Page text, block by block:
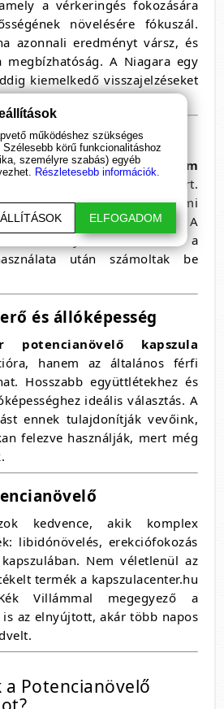
a vérkeringés fokozására
növelésére fókuszál.
azonnali eredményt vársz, és
megbízhatóság. A Niagara egy
kiemelkedő visszajelzéseket
véletlen: aKék Villám
robbanásszerűségéről ismert.
azoknak, akik alkalmi
de nem akarnak csalódni. A
eredményekről ennek a
után számoltak be
és állóképesség
potencianövelő kapszula
hanem az általános férfi
Hosszabb együttlétekhez és
ideális választás. A
ennek tulajdonítják vevőink,
felezve használják, mert még
kedvence, akik komplex
libidónövelés, erekciófokozás
Nem véletlenül az
termék a kapszulacenter.hu
Villámmal megegyező a
az elnyújtott, akár több napos
a Potencianövelő
működéshez szükséges
körű funkcionalitáshoz
személyre szabás) egyéb
Részletesebb információk.
ELFOGADOM